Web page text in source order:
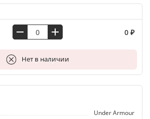
0 ₽
Нет в наличии
В корзину
Under Armour